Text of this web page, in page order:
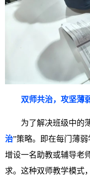
双师共治，攻坚薄
为了解决班级中的
治”策略。即在每门薄
增设一名助教或辅导老
求。这种双师教学模式